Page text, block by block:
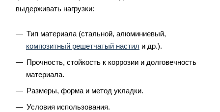
выдерживать нагрузки:
Тип материала (стальной, алюминиевый,
композитный решетчатый настил и др.).
Прочность, стойкость к коррозии и долговечность
материала.
Размеры, форма и метод укладки.
Условия использования.